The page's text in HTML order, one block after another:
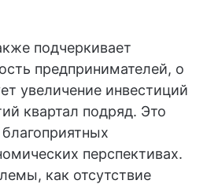
подчеркивает
предпринимателей, о
увеличение инвестиций
квартал подряд. Это
перспективах.
как отсутствие